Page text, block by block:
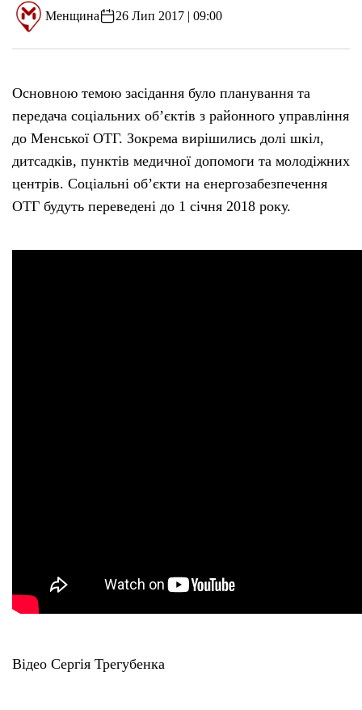
Менщина 26 Лип 2017 | 09:00
Основною темою засідання було планування та
передача соціальних об’єктів з районного управління
до Менської ОТГ. Зокрема вирішились долі шкіл,
дитсадків, пунктів медичної допомоги та молодіжних
центрів. Соціальні об’єкти на енергозабезпечення
ОТГ будуть переведені до 1 січня 2018 року.
Відео Сергія Трегубенка